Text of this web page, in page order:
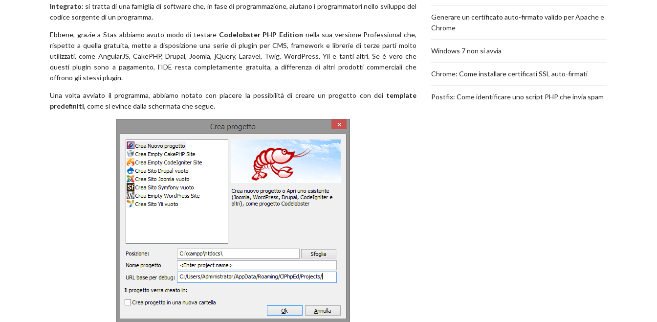
Integrato: si tratta di una famiglia di software che, in fase di programmazione, aiutano i programmatori nello sviluppo del
codice sorgente di un programma.
Ebbene, grazie a Stas abbiamo avuto modo di testare Codelobster PHP Edition nella sua versione Professional che,
rispetto a quella gratuita, mette a disposizione una serie di plugin per CMS, framework e librerie di terze parti molto
utilizzati, come AngularJS, CakePHP, Drupal, Joomla, jQuery, Laravel, Twig, WordPress, Yii e tanti altri. Se è vero che
questi plugin sono a pagamento, l’IDE resta completamente gratuita, a differenza di altri prodotti commerciali che
offrono gli stessi plugin.
Una volta avviato il programma, abbiamo notato con piacere la possibilità di creare un progetto con dei template
predefiniti, come si evince dalla schermata che segue.
Generare un certificato auto-firmato valido per Apache e
Chrome
Windows 7 non si avvia
Chrome: Come installare certificati SSL auto-firmati
Postfix: Come identificare uno script PHP che invia spam